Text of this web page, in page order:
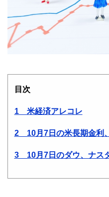
目次
1 米経済アレコレ
2 10月7日の米長期金利
3 10月7日のダウ、ナス